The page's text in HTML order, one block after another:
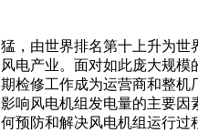
由世界排名第十上升为世
电产业。面对如此庞大规模
检修工作成为运营商和整机
响风电机组发电量的主要因
预防和解决风电机组运行过